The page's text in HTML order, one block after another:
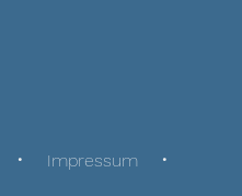
Impressum